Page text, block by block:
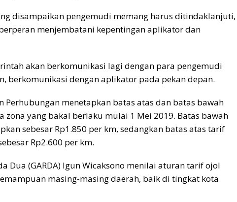
disampaikan pengemudi memang harus ditindaklanjuti,
menjembatani kepentingan aplikator dan
akan berkomunikasi lagi dengan para pengemudi
berkomunikasi dengan aplikator pada pekan depan.
Perhubungan menetapkan batas atas dan batas bawah
yang bakal berlaku mulai 1 Mei 2019. Batas bawah
sebesar Rp1.850 per km, sedangkan batas atas tarif
Rp2.600 per km.
Dua (GARDA) Igun Wicaksono menilai aturan tarif ojol
masing-masing daerah, baik di tingkat kota